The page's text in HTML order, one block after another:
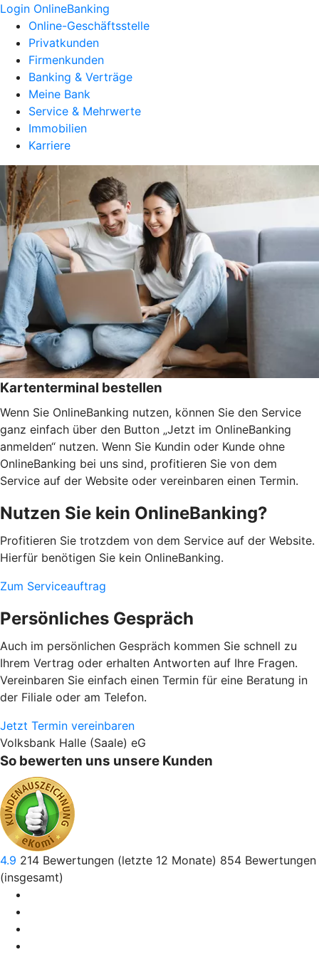
Login OnlineBanking
Online-Geschäftsstelle
Privatkunden
Firmenkunden
Banking & Verträge
Meine Bank
Service & Mehrwerte
Immobilien
Karriere
Kartenterminal bestellen
Wenn Sie OnlineBanking nutzen, können Sie den Service
ganz einfach über den Button „Jetzt im OnlineBanking
anmelden“ nutzen. Wenn Sie Kundin oder Kunde ohne
OnlineBanking bei uns sind, profitieren Sie von dem
Service auf der Website oder vereinbaren einen Termin.
Nutzen Sie kein OnlineBanking?
Profitieren Sie trotzdem von dem Service auf der Website.
Hierfür benötigen Sie kein OnlineBanking.
Zum Serviceauftrag
Persönliches Gespräch
Auch im persönlichen Gespräch kommen Sie schnell zu
Ihrem Vertrag oder erhalten Antworten auf Ihre Fragen.
Vereinbaren Sie einfach einen Termin für eine Beratung in
der Filiale oder am Telefon.
Jetzt Termin vereinbaren
Volksbank Halle (Saale) eG
So bewerten uns unsere Kunden
4.9 214 Bewertungen (letzte 12 Monate) 854 Bewertungen
(insgesamt)